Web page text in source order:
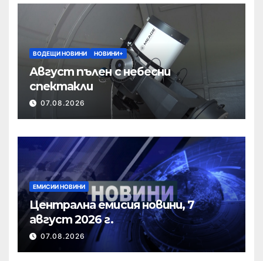
ВОДЕЩИ НОВИНИ НОВИНИ+
Август пълен с небесни
спектакли
07.08.2026
ЕМИСИИ НОВИНИ
Централна емисия новини, 7
август 2026 г.
07.08.2026